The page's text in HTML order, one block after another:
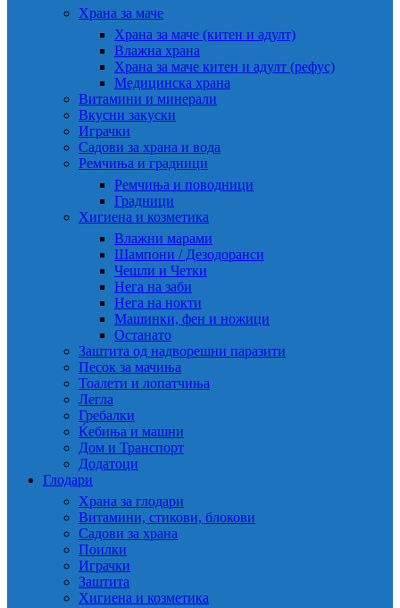
Храна за маче
Храна за маче (китен и адулт)
Влажна храна
Храна за маче китен и адулт (рефус)
Медицинска храна
Витамини и минерали
Вкусни закуски
Играчки
Садови за храна и вода
Ремчиња и градници
Ремчиња и поводници
Градници
Хигиена и козметика
Влажни марами
Шампони / Дезодоранси
Чешли и Четки
Нега на заби
Нега на нокти
Машинки, фен и ножици
Останато
Заштита од надворешни паразити
Песок за мачиња
Тоалети и лопатчиња
Легла
Гребалки
Ќебиња и машни
Дом и Транспорт
Додатоци
Глодари
Храна за глодари
Витамини, стикови, блокови
Садови за храна
Поилки
Играчки
Заштита
Хигиена и козметика